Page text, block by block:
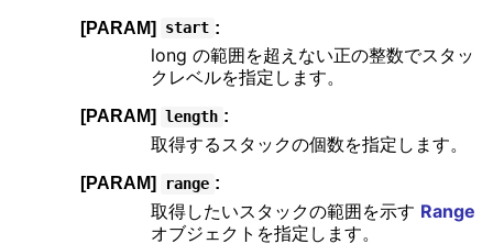
[PARAM] start :
long の範囲を超えない正の整数でスタッ
クレベルを指定します。
[PARAM] length :
取得するスタックの個数を指定します。
[PARAM] range :
取得したいスタックの範囲を示す Range
オブジェクトを指定します。